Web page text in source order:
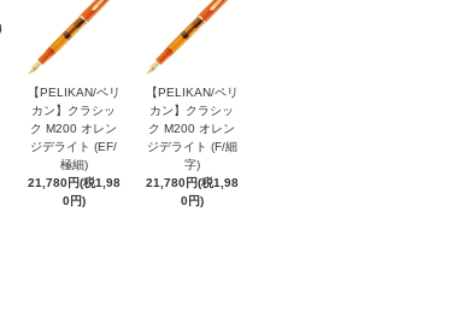
【PELIKAN/ペリ
カン】クラシッ
ク M200 オレン
ジデライト (EF/
極細)
21,780円(税1,98
0円)
【PELIKAN/ペリ
カン】クラシッ
ク M200 オレン
ジデライト (F/細
字)
21,780円(税1,98
0円)